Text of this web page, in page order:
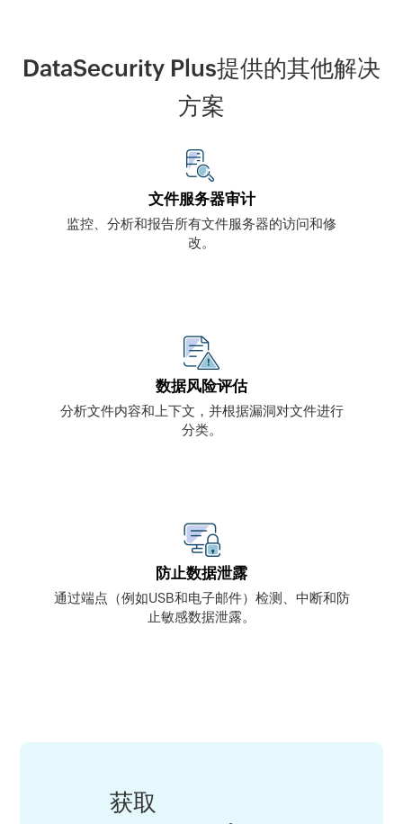
DataSecurity Plus提供的其他解决
方案
文件服务器审计
监控、分析和报告所有文件服务器的访问和修
改。
数据风险评估
分析文件内容和上下文，并根据漏洞对文件进行
分类。
防止数据泄露
通过端点（例如USB和电子邮件）检测、中断和防
止敏感数据泄露。
获取